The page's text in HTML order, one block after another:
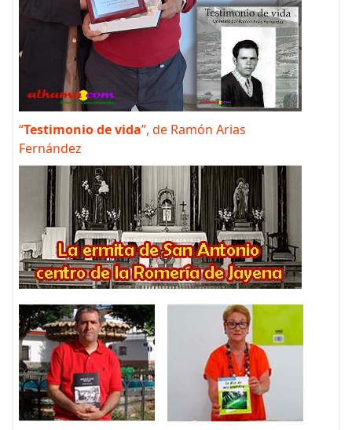
“Testimonio de vida”, de Ramón Arias
Fernández